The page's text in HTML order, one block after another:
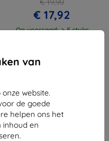
van
website.
de goede
helpen ons het
en
€ 17,92
Op voorraad: > 5 stuks